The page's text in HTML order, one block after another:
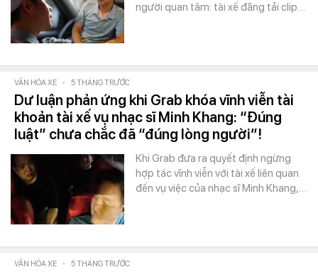
người quan tâm: tài xế đăng tải clip…
VĂN HÓA XE - 5 THÁNG TRƯỚC
Dư luận phản ứng khi Grab khóa vĩnh viễn tài
khoản tài xế vụ nhạc sĩ Minh Khang: “Đúng
luật” chưa chắc đã “đúng lòng người”!
Khi Grab đưa ra quyết định ngừng
hợp tác vĩnh viễn với tài xế liên quan
đến vụ việc của nhạc sĩ Minh Khang,…
VĂN HÓA XE - 5 THÁNG TRƯỚC